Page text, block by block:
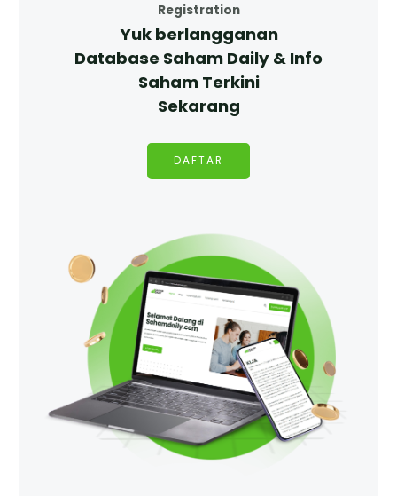
Registration
Yuk berlangganan
Database Saham Daily & Info
Saham Terkini
Sekarang
DAFTAR